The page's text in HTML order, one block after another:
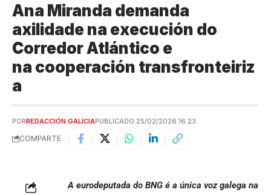
Ana Miranda demanda
axilidade na execución do
Corredor Atlántico e
na cooperación transfronteiriz
a
PORREDACCIÓN GALICIAPUBLICADO 25/02/2026 16:23
COMPARTE
A eurodeputada do BNG é a única voz galega na